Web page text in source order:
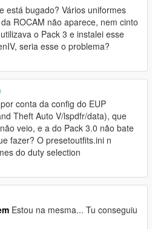
está bugado? Vários uniformes
ROCAM não aparece, nem cinto
o Pack 3 e instalei esse
seria esse o problema?
conta da config do EUP
Theft Auto V/lspdfr/data), que
veio, e a do Pack 3.0 não bate
fazer? O presetoutfits.ini n
do duty selection
Estou na mesma... Tu conseguiu